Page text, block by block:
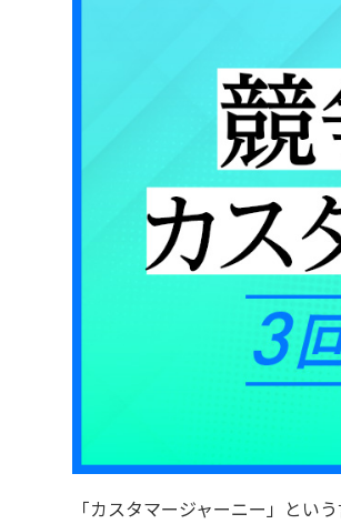
「カスタマージャーニー」とい